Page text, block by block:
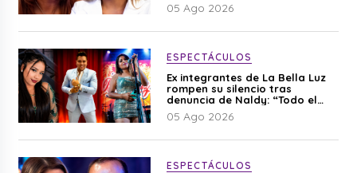
05 Ago 2026
ESPECTÁCULOS
Ex integrantes de La Bella Luz
rompen su silencio tras
denuncia de Naldy: “Todo el
mundo lo sabía”
05 Ago 2026
ESPECTÁCULOS